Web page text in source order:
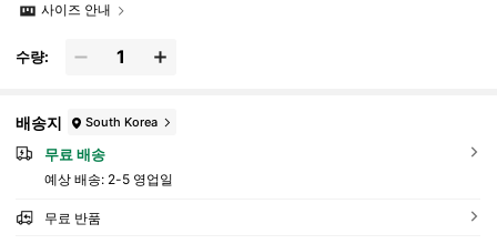
사이즈 안내
수량:
배송지 South Korea
무료 배송
예상 배송: 2-5 영업일
무료 반품